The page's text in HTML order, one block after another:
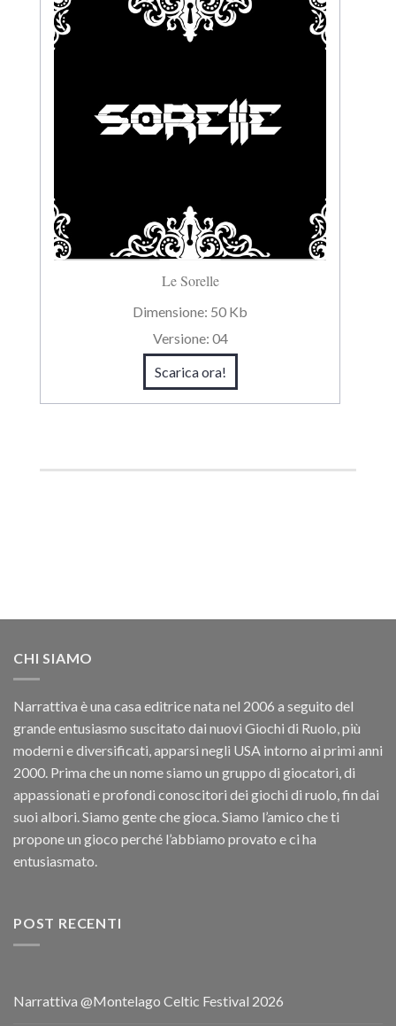
Le Sorelle
Dimensione: 50 Kb
Versione: 04
Scarica ora!
CHI SIAMO
Narrattiva è una casa editrice nata nel 2006 a seguito del
grande entusiasmo suscitato dai nuovi Giochi di Ruolo, più
moderni e diversificati, apparsi negli USA intorno ai primi anni
2000. Prima che un nome siamo un gruppo di giocatori, di
appassionati e profondi conoscitori dei giochi di ruolo, fin dai
suoi albori. Siamo gente che gioca. Siamo l’amico che ti
propone un gioco perché l’abbiamo provato e ci ha
entusiasmato.
POST RECENTI
Narrattiva @Montelago Celtic Festival 2026